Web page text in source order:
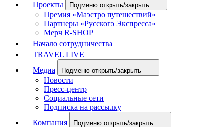
Проекты
Подменю открыть/закрыть
Премия «Маэстро путешествий»
Партнеры «Русского Экспресса»
Мерч R-SHOP
Начало сотрудничества
TRAVEL LIVE
Медиа
Подменю открыть/закрыть
Новости
Пресс-центр
Социальные сети
Подписка на рассылку
Компания
Подменю открыть/закрыть